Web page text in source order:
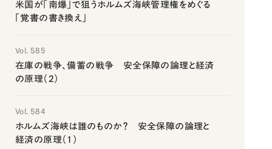
米国が「南爆」で狙うホルムズ海峡管理権をめぐる
「覚書の書き換え」
Vol. 585
在庫の戦争、備蓄の戦争 安全保障の論理と経済
の原理（2）
Vol. 584
ホルムズ海峡は誰のものか？ 安全保障の論理と
経済の原理（1）